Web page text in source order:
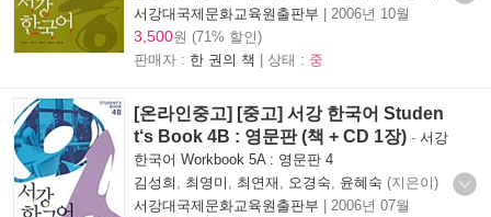
서강대국제문화교육원출판부 | 2006년 10월
3,500원 (71% 할인)
판매자 : 한 권의 책 | 상태 : 중
[온라인중고] [중고] 서강 한국어 Studen
t‘s Book 4B : 영문판 (책 + CD 1장) - 서강
한국어 Workbook 5A : 영문판 4
김성희
최영미 최연재 오경숙 윤혜숙 (지은이)
서강대국제문화교육원출판부 | 2006년 07월